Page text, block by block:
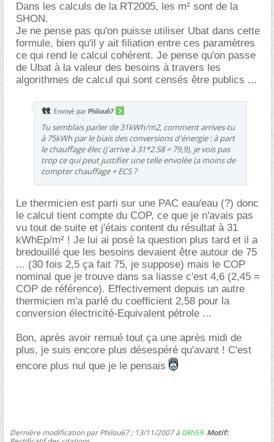
Dans les calculs de la RT2005, les m² sont de la
SHON.
Je ne pense pas qu'on puisse utiliser Ubat dans cette
formule, bien qu'il y ait filiation entre ces paramètres
ce qui rend le calcul cohérent. Je pense qu'on passe
de Ubat à la valeur des besoins à travers les
algorithmes de calcul qui sont censés être publics ...
Envoyé par Philou67
Tu semblais parler de 31kWh/m2, comment arrives-tu
à 75kWh par le biais des conversions d'énergie : à part
le chauffage élec (j'arrive à 31*2.58 = 79,9), je vois pas
trop ce qui peut justifier une telle envolée (a moins de
compter chauffage + ECS ?
Le thermicien est parti sur une PAC eau/eau (?) donc
le calcul tient compte du COP, ce que je n'avais pas
vu tout de suite et j'étais content du résultat à 31
kWhEp/m² ! Je lui ai posé la question plus tard et il a
bredouillé que les besoins devaient être autour de 75
... (30 fois 2,5 ça fait 75, je suppose) mais le COP
nominal que je trouve dans sa liasse c'est 4,6 (2,45 =
COP de référence). Effectivement depuis un autre
thermicien m'a parlé du coefficient 2,58 pour la
conversion électricité-Equivalent pétrole ...
Bon, après avoir remué tout ça une après midi de
plus, je suis encore plus désespéré qu'avant ! C'est
encore plus nul que je le pensais
Dernière modification par Philou67 ; 13/11/2007 à 08h59. Motif: